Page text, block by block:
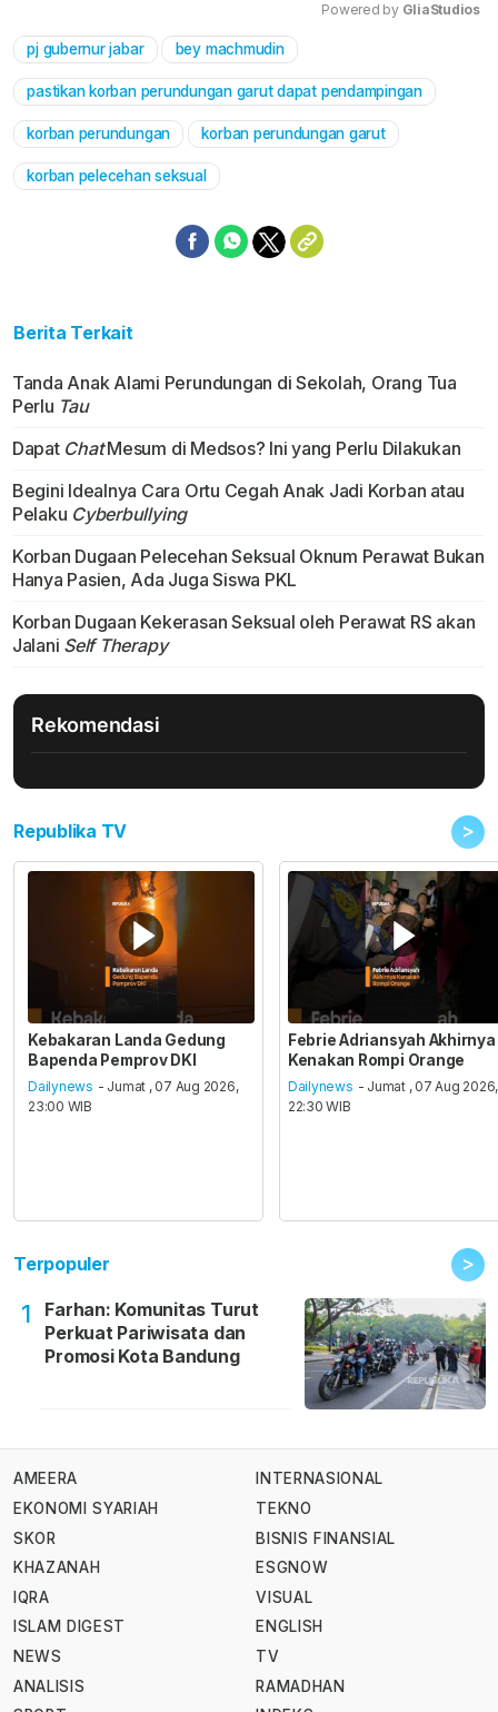
Powered by GliaStudios
pj gubernur jabar bey machmudin
pastikan korban perundungan garut dapat pendampingan
korban perundungan korban perundungan garut
korban pelecehan seksual
Berita Terkait
Tanda Anak Alami Perundungan di Sekolah, Orang Tua
Perlu Tau
Dapat ChatMesum di Medsos? Ini yang Perlu Dilakukan
Begini Idealnya Cara Ortu Cegah Anak Jadi Korban atau
Pelaku Cyberbullying
Korban Dugaan Pelecehan Seksual Oknum Perawat Bukan
Hanya Pasien, Ada Juga Siswa PKL
Korban Dugaan Kekerasan Seksual oleh Perawat RS akan
Jalani Self Therapy
Rekomendasi
Republika TV >
Kebakaran Landa Gedung
Bapenda Pemprov DKI
Dailynews - Jumat , 07 Aug 2026,
23:00 WIB
Febrie Adriansyah Akhirnya
Kenakan Rompi Orange
Dailynews - Jumat , 07 Aug 2026,
22:30 WIB
Terpopuler >
1
Farhan: Komunitas Turut
Perkuat Pariwisata dan
Promosi Kota Bandung
AMEERA
EKONOMI SYARIAH
SKOR
KHAZANAH
IQRA
ISLAM DIGEST
NEWS
ANALISIS
INTERNASIONAL
TEKNO
BISNIS FINANSIAL
ESGNOW
VISUAL
ENGLISH
TV
RAMADHAN